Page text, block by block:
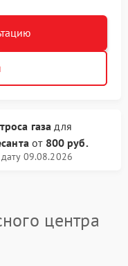
газа для
от 800 руб.
09.08.2026
центра